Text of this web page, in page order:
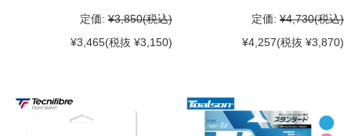
定価: ¥3,850(税込)
¥3,465(税抜 ¥3,150)
定価: ¥4,730(税込)
¥4,257(税抜 ¥3,870)